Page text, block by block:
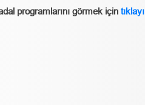
programlarını görmek için